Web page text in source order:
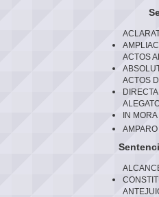
ACTOS
ACTOS
IN MORA